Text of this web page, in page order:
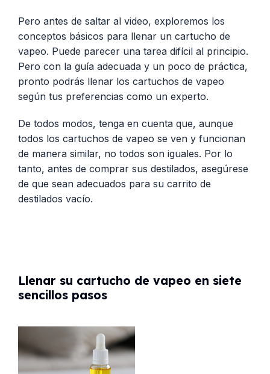
Pero antes de saltar al video, exploremos los
conceptos básicos para llenar un cartucho de
vapeo. Puede parecer una tarea difícil al principio.
Pero con la guía adecuada y un poco de práctica,
pronto podrás llenar los cartuchos de vapeo
según tus preferencias como un experto.
De todos modos, tenga en cuenta que, aunque
todos los cartuchos de vapeo se ven y funcionan
de manera similar, no todos son iguales. Por lo
tanto, antes de comprar sus destilados, asegúrese
de que sean adecuados para su carrito de
destilados vacío.
Llenar su cartucho de vapeo en siete
sencillos pasos